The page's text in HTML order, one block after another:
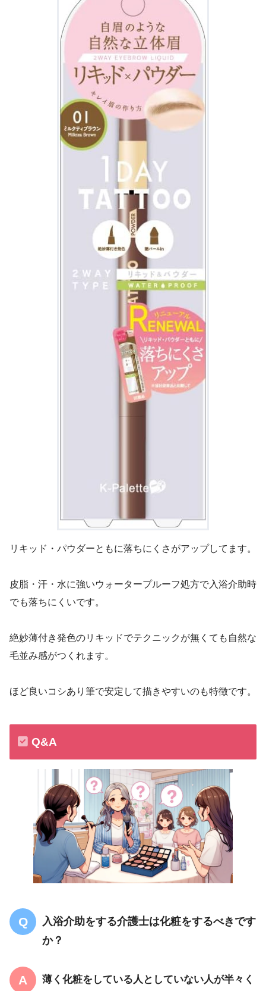
リキッド・パウダーともに落ちにくさがアップしてます。
皮脂・汗・水に強いウォータープルーフ処方で入浴介助時
でも落ちにくいです。
絶妙薄付き発色のリキッドでテクニックが無くても自然な
毛並み感がつくれます。
ほど良いコシあり筆で安定して描きやすいのも特徴です。
Q&A
入浴介助をする介護士は化粧をするべきです
か？
薄く化粧をしている人としていない人が半々く